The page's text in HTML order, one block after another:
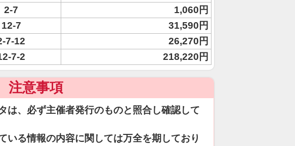
2-7
1,060円
12-7
31,590円
7-12
26,270円
7-2 218,220円
注意事項
は、必ず主催者発行のものと照合し確認して
いる情報の内容に関しては万全を期しており